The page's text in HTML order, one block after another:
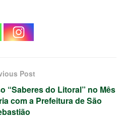
Post
“Saberes do Litoral” no Mês
com a Prefeitura de São